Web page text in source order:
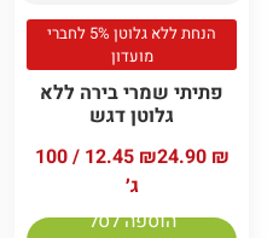
הנחת ללא גלוטן 5% לחברי
מועדון
פתיתי שמרי בירה ללא
גלוטן דגש
24.90 ₪
12.45 ₪
/ 100
ג׳
הוספה לסל